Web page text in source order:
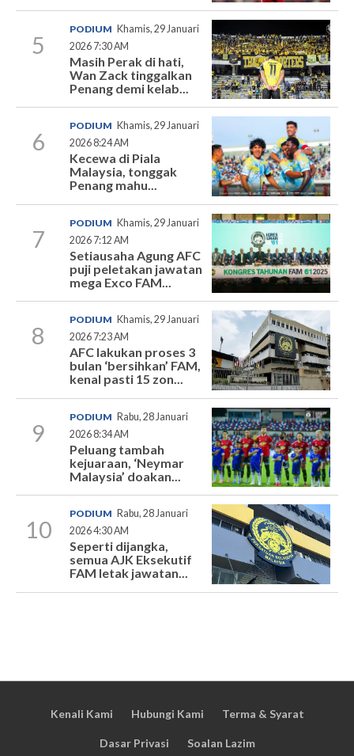
5
PODIUM Khamis, 29 Januari
2026 7:30 AM
Masih Perak di hati,
Wan Zack tinggalkan
Penang demi kelab...
6
PODIUM Khamis, 29 Januari
2026 8:24 AM
Kecewa di Piala
Malaysia, tonggak
Penang mahu...
7
PODIUM Khamis, 29 Januari
2026 7:12 AM
Setiausaha Agung AFC
puji peletakan jawatan
mega Exco FAM...
8
PODIUM Khamis, 29 Januari
2026 7:23 AM
AFC lakukan proses 3
bulan ‘bersihkan’ FAM,
kenal pasti 15 zon...
9
PODIUM Rabu, 28 Januari
2026 8:34 AM
Peluang tambah
kejuaraan, ‘Neymar
Malaysia’ doakan...
10
PODIUM Rabu, 28 Januari
2026 4:30 AM
Seperti dijangka,
semua AJK Eksekutif
FAM letak jawatan...
Kenali Kami Hubungi Kami Terma & Syarat
Dasar Privasi Soalan Lazim